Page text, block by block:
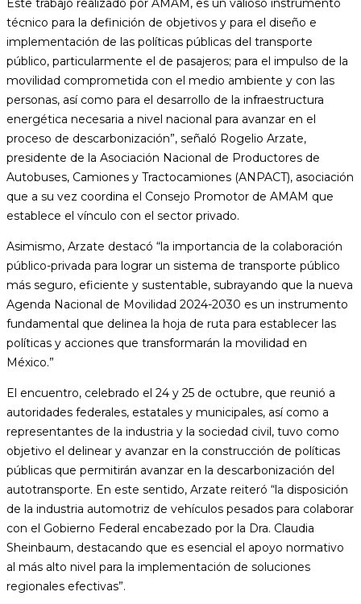
Este trabajo realizado por AMAM, es un valioso instrumento
técnico para la definición de objetivos y para el diseño e
implementación de las políticas públicas del transporte
público, particularmente el de pasajeros; para el impulso de la
movilidad comprometida con el medio ambiente y con las
personas, así como para el desarrollo de la infraestructura
energética necesaria a nivel nacional para avanzar en el
proceso de descarbonización”, señaló Rogelio Arzate,
presidente de la Asociación Nacional de Productores de
Autobuses, Camiones y Tractocamiones (ANPACT), asociación
que a su vez coordina el Consejo Promotor de AMAM que
establece el vínculo con el sector privado.
Asimismo, Arzate destacó “la importancia de la colaboración
público-privada para lograr un sistema de transporte público
más seguro, eficiente y sustentable, subrayando que la nueva
Agenda Nacional de Movilidad 2024-2030 es un instrumento
fundamental que delinea la hoja de ruta para establecer las
políticas y acciones que transformarán la movilidad en
México.”
El encuentro, celebrado el 24 y 25 de octubre, que reunió a
autoridades federales, estatales y municipales, así como a
representantes de la industria y la sociedad civil, tuvo como
objetivo el delinear y avanzar en la construcción de políticas
públicas que permitirán avanzar en la descarbonización del
autotransporte. En este sentido, Arzate reiteró “la disposición
de la industria automotriz de vehículos pesados para colaborar
con el Gobierno Federal encabezado por la Dra. Claudia
Sheinbaum, destacando que es esencial el apoyo normativo
al más alto nivel para la implementación de soluciones
regionales efectivas”.